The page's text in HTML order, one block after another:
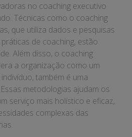
no coaching executivo
Técnicas como o coaching
que utiliza dados e pesquisas
de coaching, estão
Além disso, o coaching
a organização como um
também é uma
metodologias ajudam os
serviço mais holístico e eficaz,
complexas das